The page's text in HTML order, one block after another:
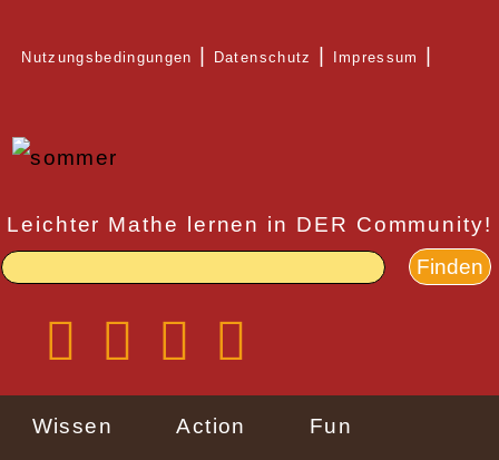
zum
Nutzungsbedingungen Datenschutz Impressum
Leichter Mathe lernen in DER Community!
Wissen Action Fun